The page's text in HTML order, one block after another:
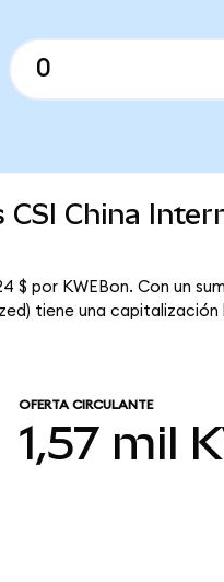
China
$ por KWEBon. Con un
tiene una
OFERTA CIRCULANTE
1,57 mil